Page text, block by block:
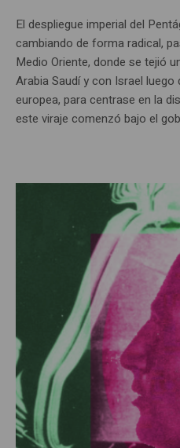
El despliegue imperial del
cambiando de forma radical,
Medio Oriente, donde se tejió
Arabia Saudí y con Israel luego
europea, para centrase en la
este viraje comenzó bajo el